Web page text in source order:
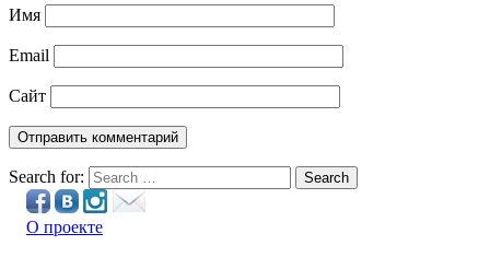
Имя
Email
Сайт
Search for: Search
О проекте